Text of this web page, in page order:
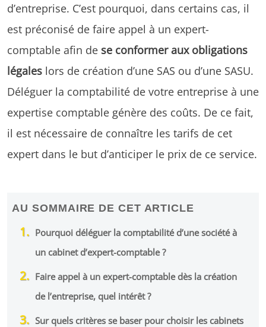
d’entreprise. C’est pourquoi, dans certains cas, il
est préconisé de faire appel à un expert-
comptable afin de se conformer aux obligations
légales lors de création d’une SAS ou d’une SASU.
Déléguer la comptabilité de votre entreprise à une
expertise comptable génère des coûts. De ce fait,
il est nécessaire de connaître les tarifs de cet
expert dans le but d’anticiper le prix de ce service.
AU SOMMAIRE DE CET ARTICLE
Pourquoi déléguer la comptabilité d’une société à
un cabinet d’expert-comptable ?
Faire appel à un expert-comptable dès la création
de l’entreprise, quel intérêt ?
Sur quels critères se baser pour choisir les cabinets